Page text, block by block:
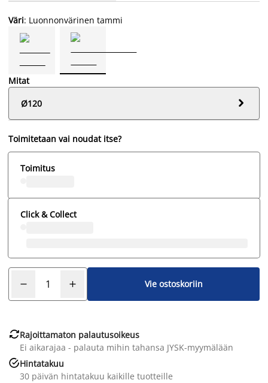
Väri: Luonnonvärinen tammi
Mitat
Ø120

Toimitetaan vai noudat itse?
Toimitus
Click & Collect
Vie ostoskoriin
Rajoittamaton palautusoikeus
Ei aikarajaa - palauta mihin tahansa JYSK-myymälään
Hintatakuu
30 päivän hintatakuu kaikille tuotteille